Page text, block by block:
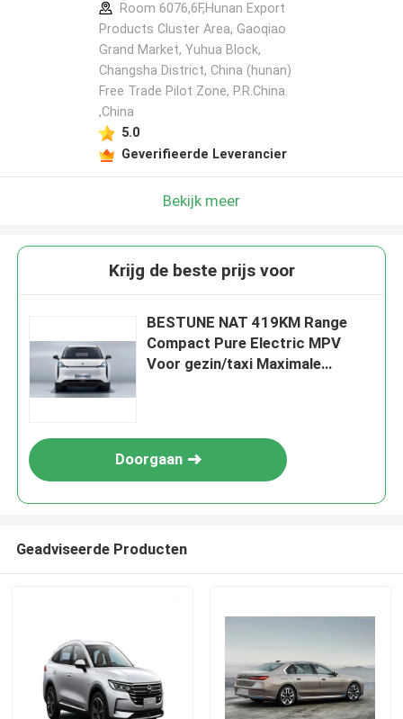
Room 6076,6F,Hunan Export
Products Cluster Area, Gaoqiao
Grand Market, Yuhua Block,
Changsha District, China (hunan)
Free Trade Pilot Zone, P.R.China.
,China
5.0
Geverifieerde Leverancier
Bekijk meer
Krijg de beste prijs voor
BESTUNE NAT 419KM Range
Compact Pure Electric MPV
Voor gezin/taxi Maximale
Doorgaan
Geadviseerde Producten